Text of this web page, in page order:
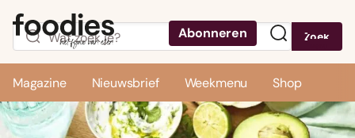
Abonneren Zoek
Magazine Nieuwsbrief Weekmenu Shop